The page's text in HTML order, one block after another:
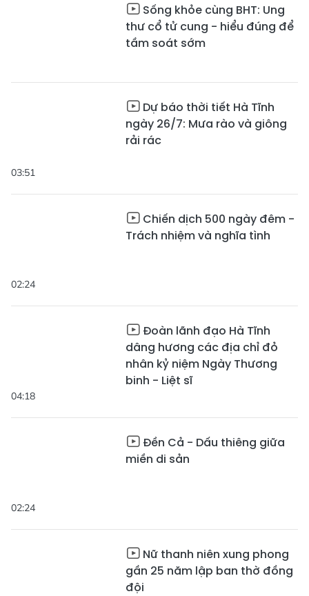
Sống khỏe cùng BHT: Ung
thư cổ tử cung - hiểu đúng để
tầm soát sớm
03:51
Dự báo thời tiết Hà Tĩnh
ngày 26/7: Mưa rào và giông
rải rác
02:24
Chiến dịch 500 ngày đêm -
Trách nhiệm và nghĩa tình
04:18
Đoàn lãnh đạo Hà Tĩnh
dâng hương các địa chỉ đỏ
nhân kỷ niệm Ngày Thương
binh - Liệt sĩ
02:24
Đền Cả - Dấu thiêng giữa
miền di sản
Nữ thanh niên xung phong
gần 25 năm lập ban thờ đồng
đội